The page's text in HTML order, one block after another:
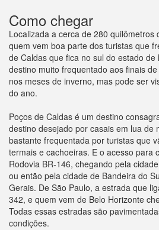
Como chegar
Localizada a cerca de 280 quilômetros
quem vem boa parte dos turistas que
de Caldas que fica no sul do estado de
destino muito frequentado aos finais
nos meses de inverno, mas pode ser
do ano.
Poços de Caldas é um destino
destino desejado por casais em lua de
bastante frequentada por turistas que
termais e cachoeiras. E o acesso para
Rodovia BR-146, chegando pela
ou então pela cidade de Bandeira do
Gerais. De São Paulo, a estrada que
342, e quem vem de Belo Horizonte
Todas essas estradas são
condições.